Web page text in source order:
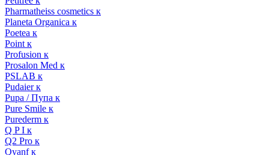
Pharmatheiss cosmetics к
Planeta Organica к
Poetea к
Point к
Profusion к
Prosalon Med к
PSLAB к
Pudaier к
Pupa / Пупа к
Pure Smile к
Purederm к
Q P I к
Q2 Pro к
Qyanf к